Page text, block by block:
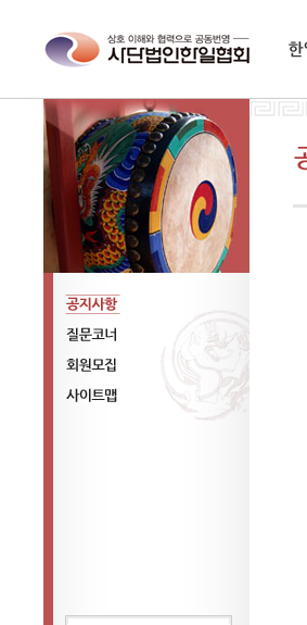
공지사항
질문코너
회원모집